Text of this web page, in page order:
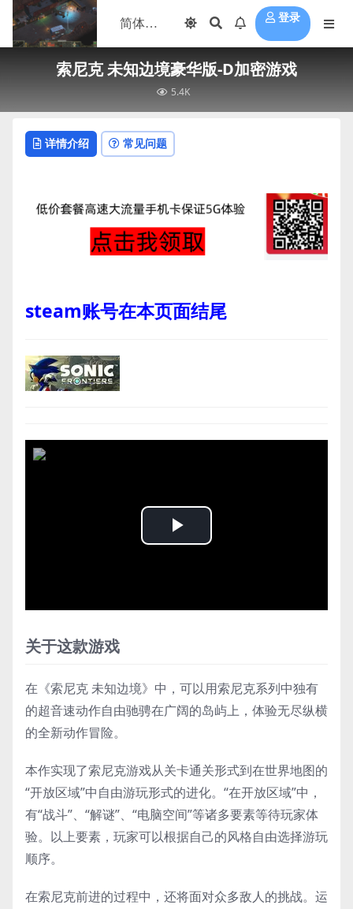
登录
索尼克 未知边境豪华版-D加密游戏
5.4K
详情介绍 常见问题
steam账号在本页面结尾
Play
关于这款游戏
在《索尼克 未知边境》中，可以用索尼克系列中独有
的超音速动作自由驰骋在广阔的岛屿上，体验无尽纵横
的全新动作冒险。
本作实现了索尼克游戏从关卡通关形式到在世界地图的
“开放区域”中自由游玩形式的进化。“在开放区域”中，
有“战斗”、“解谜”、“电脑空间”等诸多要素等待玩家体
验。以上要素，玩家可以根据自己的风格自由选择游玩
顺序。
在索尼克前进的过程中，还将面对众多敌人的挑战。运